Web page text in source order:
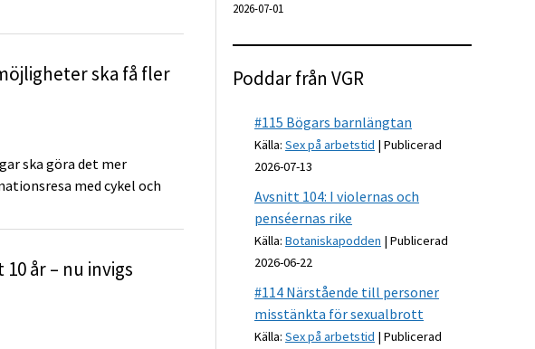
ska få fler
ska göra det mer
med cykel och
år – nu invigs
2026-07-01
Poddar från VGR
#115 Bögars barnlängtan
Källa:Sex på arbetstid
Publicerad
2026-07-13
Avsnitt 104: I violernas och
penséernas rike
Källa:Botaniskapodden
Publicerad
2026-06-22
#114 Närstående till personer
misstänkta för sexualbrott
Källa:Sex på arbetstid
Publicerad